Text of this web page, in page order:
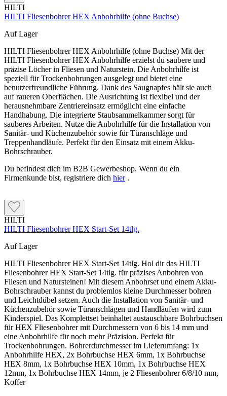
HILTI
HILTI Fliesenbohrer HEX Anbohrhilfe (ohne Buchse)
Auf Lager
HILTI Fliesenbohrer HEX Anbohrhilfe (ohne Buchse) Mit der
HILTI Fliesenbohrer HEX Anbohrhilfe erzielst du saubere und
präzise Löcher in Fliesen und Naturstein. Die Anbohrhilfe ist
speziell für Trockenbohrungen ausgelegt und bietet eine
benutzerfreundliche Führung. Dank des Saugnapfes hält sie auch
auf raueren Oberflächen. Die Ausrichtung ist flexibel und der
herausnehmbare Zentriereinsatz ermöglicht eine einfache
Handhabung. Die integrierte Staubsammelkammer sorgt für
sauberes Arbeiten. Nutze die Anbohrhilfe für die Installation von
Sanitär- und Küchenzubehör sowie für Türanschläge und
Treppenhandläufe. Perfekt für den Einsatz mit einem Akku-
Bohrschrauber.
Du befindest dich im B2B Gewerbeshop. Wenn du ein
Firmenkunde bist, registriere dich hier.
HILTI
HILTI Fliesenbohrer HEX Start-Set 14tlg.
Auf Lager
HILTI Fliesenbohrer HEX Start-Set 14tlg. Hol dir das HILTI
Fliesenbohrer HEX Start-Set 14tlg. für präzises Anbohren von
Fliesen und Natursteinen! Mit diesem Anbohrset und einem Akku-
Bohrschrauber kannst du problemlos kleine Durchmesser bohren
und Leichtdübel setzen. Auch die Installation von Sanitär- und
Küchenzubehör sowie Türanschlägen und Handläufen wird zum
Kinderspiel. Das Komplettset beinhaltet austauschbare Bohrbuchsen
für HEX Fliesenbohrer mit Durchmessern von 6 bis 14 mm und
eine Anbohrhilfe für noch mehr Präzision. Perfekt für
Trockenbohrungen. Bohrerdurchmesser im Lieferumfang: 1x
Anbohrhilfe HEX, 2x Bohrbuchse HEX 6mm, 1x Bohrbuchse
HEX 8mm, 1x Bohrbuchse HEX 10mm, 1x Bohrbuchse HEX
12mm, 1x Bohrbuchse HEX 14mm, je 2 Fliesenbohrer 6/8/10 mm,
Koffer